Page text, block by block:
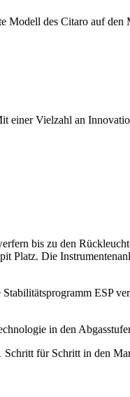
des Citaro auf
einer Vielzahl an
bis zu den
Platz. Die
ESP
in den
für Schritt in den